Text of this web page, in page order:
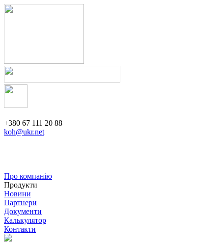
+380 67 111 20 88
koh@ukr.net
Про компанію
Продукти
Новини
Партнери
Документи
Калькулятор
Контакти